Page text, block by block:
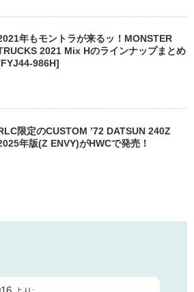
年もモントラが来るッ！MONSTER
2021 Mix Hのラインナップまとめ
986H]
限定のCUSTOM ’72 DATSUN 240Z
年版(Z ENVY)がHWCで発売！